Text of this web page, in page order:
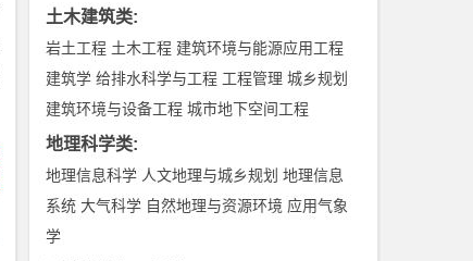
土木建筑类:
岩土工程 土木工程 建筑环境与能源应用工程
建筑学 给排水科学与工程 工程管理 城乡规划
建筑环境与设备工程 城市地下空间工程
地理科学类:
地理信息科学 人文地理与城乡规划 地理信息
系统 大气科学 自然地理与资源环境 应用气象
学